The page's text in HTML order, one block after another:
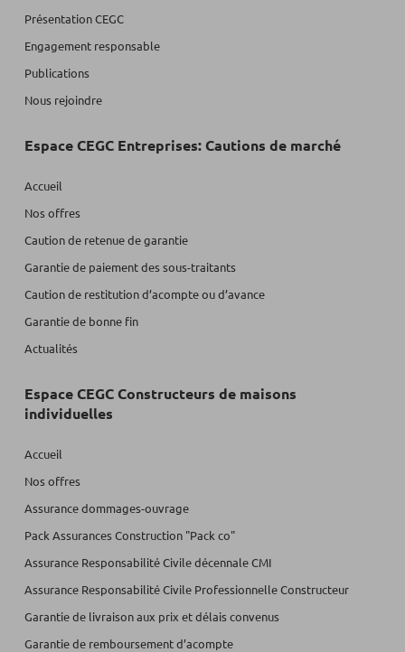
Présentation CEGC
Engagement responsable
Publications
Nous rejoindre
Espace CEGC Entreprises: Cautions de marché
Accueil
Nos offres
Caution de retenue de garantie
Garantie de paiement des sous-traitants
Caution de restitution d’acompte ou d’avance
Garantie de bonne fin
Actualités
Espace CEGC Constructeurs de maisons
individuelles
Accueil
Nos offres
Assurance dommages-ouvrage
Pack Assurances Construction "Pack co"
Assurance Responsabilité Civile décennale CMI
Assurance Responsabilité Civile Professionnelle Constructeur
Garantie de livraison aux prix et délais convenus
Garantie de remboursement d’acompte